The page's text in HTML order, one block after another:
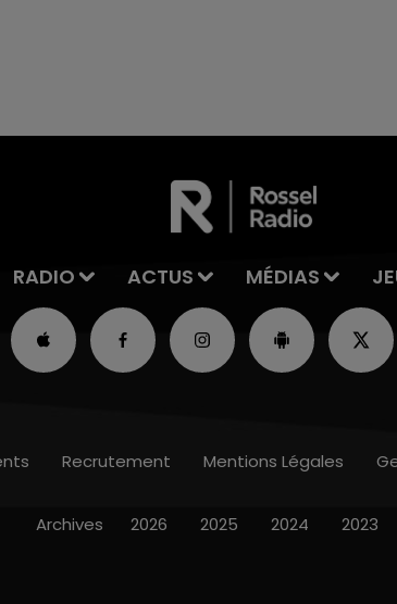
RADIO ACTUS MÉDIAS
Recrutement Mentions Légales
Archives 2026 2025 2024 2023